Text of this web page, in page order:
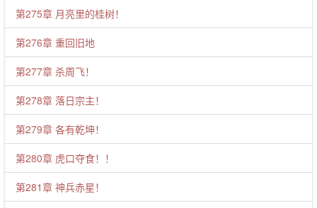
第275章 月亮里的桂树！
第276章 重回旧地
第277章 杀周飞！
第278章 落日宗主！
第279章 各有乾坤！
第280章 虎口夺食！！
第281章 神兵赤星！